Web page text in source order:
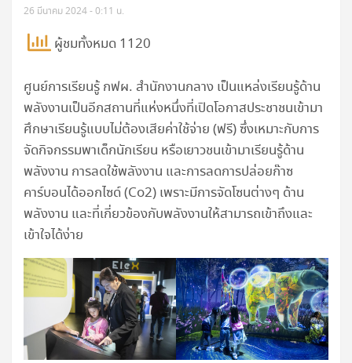
26 มีนาคม 2024 - 0:11 น.
ผู้ชมทั้งหมด 1120
ศูนย์การเรียนรู้ กฟผ. สำนักงานกลาง เป็นแหล่งเรียนรู้ด้าน
พลังงานเป็นอีกสถานที่แห่งหนึ่งที่เปิดโอกาสประชาชนเข้ามา
ศึกษาเรียนรู้แบบไม่ต้องเสียค่าใช้จ่าย (ฟรี) ซึ่งเหมาะกับการ
จัดกิจกรรมพาเด็กนักเรียน หรือเยาวชนเข้ามาเรียนรู้ด้าน
พลังงาน การลดใช้พลังงาน และการลดการปล่อยก๊าซ
คาร์บอนได้ออกไซด์ (Co2) เพราะมีการจัดโซนต่างๆ ด้าน
พลังงาน และที่เกี่ยวข้องกับพลังงานให้สามารถเข้าถึงและ
เข้าใจได้ง่าย